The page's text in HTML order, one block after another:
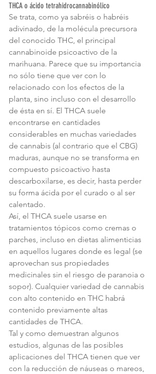
THCA o ácido tetrahidrocannabinólico
Se trata, como ya sabréis o habréis
adivinado, de la molécula precursora
del conocido THC, el principal
cannabinoide psicoactivo de la
marihuana. Parece que su importancia
no sólo tiene que ver con lo
relacionado con los efectos de la
planta, sino incluso con el desarrollo
de ésta en sí. El THCA suele
encontrarse en cantidades
considerables en muchas variedades
de cannabis (al contrario que el CBG)
maduras, aunque no se transforma en
compuesto psicoactivo hasta
descarboxilarse, es decir, hasta perder
su forma ácida por el curado o al ser
calentado.
Así, el THCA suele usarse en
tratamientos tópicos como cremas o
parches, incluso en dietas alimenticias
en aquellos lugares donde es legal (se
aprovechan sus propiedades
medicinales sin el riesgo de paranoia o
sopor). Cualquier variedad de cannabis
con alto contenido en THC habrá
contenido previamente altas
cantidades de THCA.
Tal y como demuestran algunos
estudios, algunas de las posibles
aplicaciones del THCA tienen que ver
con la reducción de náuseas o mareos,